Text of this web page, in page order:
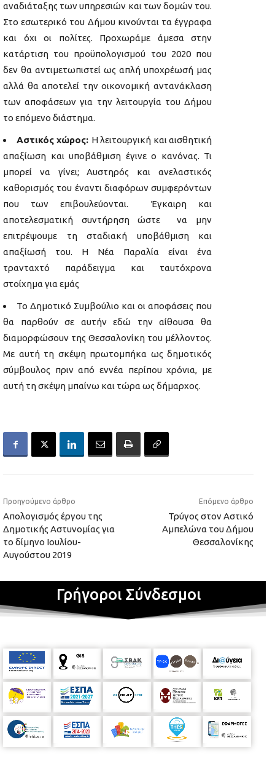
αναδιάταξης των υπηρεσιών και των δομών του.
Στο εσωτερικό του Δήμου κινούνται τα έγγραφα
και όχι οι πολίτες. Προχωράμε άμεσα στην
κατάρτιση του προϋπολογισμού του 2020 που
δεν θα αντιμετωπιστεί ως απλή υποχρέωσή μας
αλλά θα αποτελεί την οικονομική αντανάκλαση
των αποφάσεων για την λειτουργία του Δήμου
το επόμενο διάστημα.
Αστικός χώρος: Η λειτουργική και αισθητική
απαξίωση και υποβάθμιση έγινε ο κανόνας. Τι
μπορεί να γίνει; Αυστηρός και ανελαστικός
καθορισμός του έναντι διαφόρων συμφερόντων
που των επιβουλεύονται. Έγκαιρη και
αποτελεσματική συντήρηση ώστε να μην
επιτρέψουμε τη σταδιακή υποβάθμιση και
απαξίωσή του. Η Νέα Παραλία είναι ένα
τρανταχτό παράδειγμα και ταυτόχρονα
στοίχημα για εμάς
Το Δημοτικό Συμβούλιο και οι αποφάσεις που
θα παρθούν σε αυτήν εδώ την αίθουσα θα
διαμορφώσουν της Θεσσαλονίκη του μέλλοντος.
Με αυτή τη σκέψη πρωτομπήκα ως δημοτικός
σύμβουλος πριν από εννέα περίπου χρόνια, με
αυτή τη σκέψη μπαίνω και τώρα ως δήμαρχος.
Προηγούμενο άρθρο
Απολογισμός έργου της
Δημοτικής Αστυνομίας για
το δίμηνο Ιουλίου-
Αυγούστου 2019
Επόμενο άρθρο
Τρύγος στον Αστικό
Αμπελώνα του Δήμου
Θεσσαλονίκης
Γρήγοροι Σύνδεσμοι